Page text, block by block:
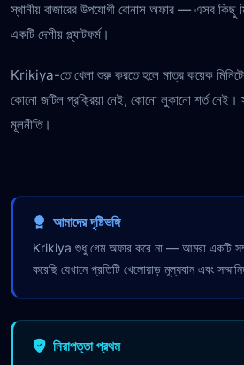
স্থানীয় বাজারের উপযোগী বোনাস অফার — এসব কিছু
একটি দেশীয় প্ল্যাটফর্ম।
Krikiya-তে খেলা শুরু করতে হলে মাত্র কয়েক
কোনো জটিল প্রক্রিয়া নেই, কোনো লুকানো শর্ত নেই।
মূলনীতি।
আমাদের দৃষ্টিভঙ্গি
Krikiya শুধু গেম অফার করে না — আমরা একটি
করেছি যেখানে প্রতিটি খেলোয়াড় মূল্যবান এবং
নিরাপত্তা প্রথম